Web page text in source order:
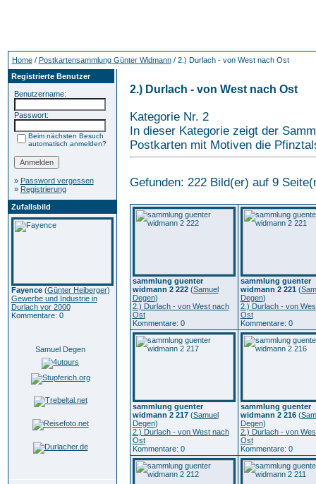
Home/ Postkartensammlung Günter Widmann/ 2.) Durlach - von West nach Ost
Registrierte Benutzer
Benutzername:
Passwort:
Beim nächsten Besuch
automatisch anmelden?
» Password vergessen
» Registrierung
Zufallsbild
Fayence(Günter Heiberger)
Gewerbe und Industrie in
Durlach vor 2000
Kommentare: 0
Samuel Degen
2.) Durlach - von West nach Ost
Kategorie Nr. 2
In dieser Kategorie zeigt der
Postkarten mit Motiven die
Gefunden: 222 Bild(er) auf 9
sammlung guenter
widmann 2 222(Samuel
Degen)
2.) Durlach - von West nach
Ost
Kommentare: 0
sammlung guenter
widmann 2 221(
Degen)
2.) Durlach - von
Ost
Kommentare: 0
sammlung guenter
widmann 2 217(Samuel
Degen)
2.) Durlach - von West nach
Ost
Kommentare: 0
sammlung guenter
widmann 2 216(
Degen)
2.) Durlach - von
Ost
Kommentare: 0